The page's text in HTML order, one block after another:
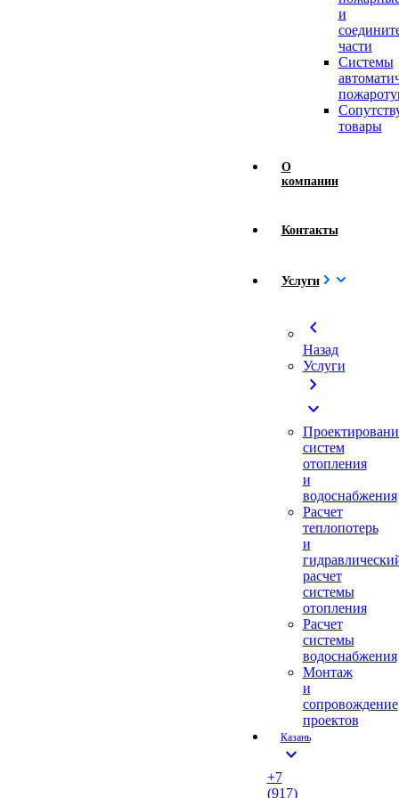
и
части
Системы
товары
О
компании
Контакты
Услуги
chevron_left
Назад
Услуги
chevron_right
expand_more
систем
отопления
и
водоснабжения
Расчет
теплопотерь
и
расчет
системы
отопления
Расчет
системы
водоснабжения
Монтаж
и
сопровождение
проектов
Казань
expand_more
+7
(917)